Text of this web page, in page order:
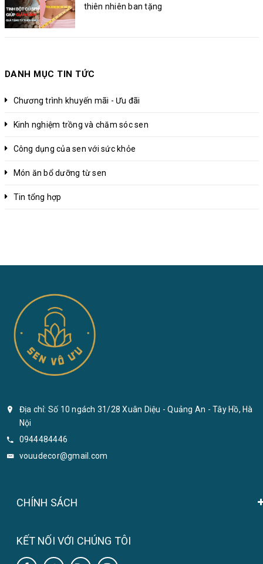
thiên nhiên ban tặng
DANH MỤC TIN TỨC
Chương trình khuyến mãi - Ưu đãi
Kinh nghiệm trồng và chăm sóc sen
Công dụng của sen với sức khỏe
Món ăn bổ dưỡng từ sen
Tin tổng hợp
Địa chỉ: Số 10 ngách 31/28 Xuân Diệu - Quảng An - Tây Hồ, Hà
Nội
0944484446
vouudecor@gmail.com
CHÍNH SÁCH
KẾT NỐI VỚI CHÚNG TÔI